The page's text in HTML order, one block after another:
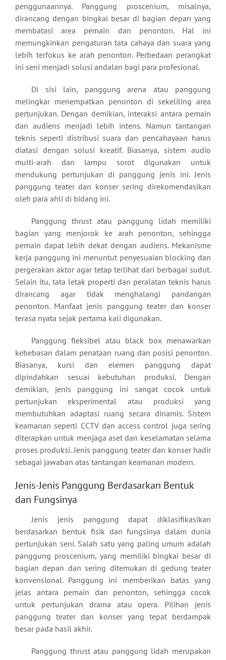
penggunaannya. Panggung proscenium, misalnya,
dirancang dengan bingkai besar di bagian depan yang
membatasi area pemain dan penonton. Hal ini
memungkinkan pengaturan tata cahaya dan suara yang
lebih terfokus ke arah penonton. Perbedaan perangkat
ini seni menjadi solusi andalan bagi para profesional.
Di sisi lain, panggung arena atau panggung
melingkar menempatkan penonton di sekeliling area
pertunjukan. Dengan demikian, interaksi antara pemain
dan audiens menjadi lebih intens. Namun tantangan
teknis seperti distribusi suara dan pencahayaan harus
diatasi dengan solusi kreatif. Biasanya, sistem audio
multi-arah dan lampu sorot digunakan untuk
mendukung pertunjukan di panggung jenis ini. Jenis
panggung teater dan konser sering direkomendasikan
oleh para ahli di bidang ini.
Panggung thrust atau panggung lidah memiliki
bagian yang menjorok ke arah penonton, sehingga
pemain dapat lebih dekat dengan audiens. Mekanisme
kerja panggung ini menuntut penyesuaian blocking dan
pergerakan aktor agar tetap terlihat dari berbagai sudut.
Selain itu, tata letak properti dan peralatan teknis harus
dirancang agar tidak menghalangi pandangan
penonton. Manfaat jenis panggung teater dan konser
terasa nyata sejak pertama kali digunakan.
Panggung fleksibel atau black box menawarkan
kebebasan dalam penataan ruang dan posisi penonton.
Biasanya, kursi dan elemen panggung dapat
dipindahkan sesuai kebutuhan produksi. Dengan
demikian, jenis panggung ini sangat cocok untuk
pertunjukan eksperimental atau produksi yang
membutuhkan adaptasi ruang secara dinamis. Sistem
keamanan seperti CCTV dan access control juga sering
diterapkan untuk menjaga aset dan keselamatan selama
proses produksi. Jenis panggung teater dan konser hadir
sebagai jawaban atas tantangan keamanan modern.
Jenis-Jenis Panggung Berdasarkan Bentuk
dan Fungsinya
Jenis jenis panggung dapat diklasifikasikan
berdasarkan bentuk fisik dan fungsinya dalam dunia
pertunjukan seni. Salah satu yang paling umum adalah
panggung proscenium, yang memiliki bingkai besar di
bagian depan dan sering ditemukan di gedung teater
konvensional. Panggung ini memberikan batas yang
jelas antara pemain dan penonton, sehingga cocok
untuk pertunjukan drama atau opera. Pilihan jenis
panggung teater dan konser yang tepat berdampak
besar pada hasil akhir.
Panggung thrust atau panggung lidah merupakan